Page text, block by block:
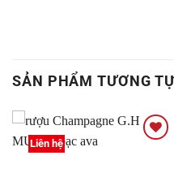
SẢN PHẨM TƯƠNG
Liên hệ